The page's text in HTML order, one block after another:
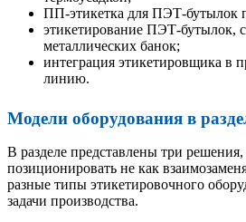
ПП-этикетка для ПЭТ-бутылок
этикетирование ПЭТ-бутылок,
металлических банок;
интеграция этикетировщика в
линию.
Модели оборудования в
В разделе представлены три
позиционировать не как
разные типы этикетировочного
задачи производства.